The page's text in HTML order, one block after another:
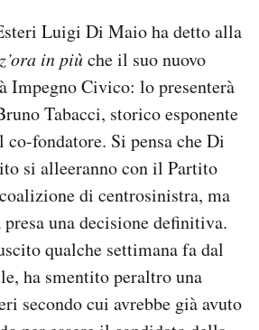
Luigi Di Maio ha detto alla
in piùche il suo nuovo
Impegno Civico: lo presenterà
Tabacci, storico esponente
fondatore. Si pensa che Di
si alleeranno con il Partito
di centrosinistra, ma
presa una decisione definitiva.
qualche settimana fa dal
ha smentito peraltro una
secondo cui avrebbe già avuto